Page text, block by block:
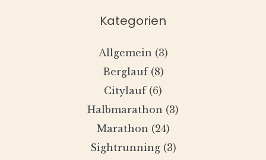
Kategorien
Allgemein (3)
Berglauf(8)
Citylauf(6)
Halbmarathon (3)
Marathon (24)
Sightrunning(3)